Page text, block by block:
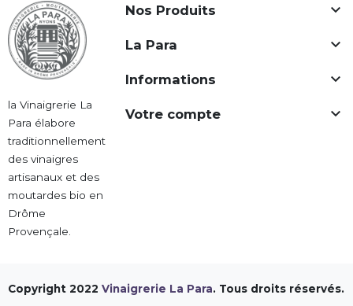
la Vinaigrerie La
Para élabore
traditionnellement
des vinaigres
artisanaux et des
moutardes bio en
Drôme
Provençale.
Nos Produits 
La Para 
Informations 
Votre compte 
Copyright 2022 Vinaigrerie La Para. Tous droits réservés.